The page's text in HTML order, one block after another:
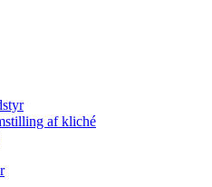
af kliché